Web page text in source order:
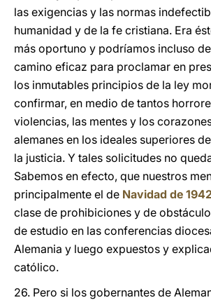
las exigencias y las normas
humanidad y de la fe cristiana. Era
más oportuno y podríamos incluso
camino eficaz para proclamar en
los inmutables principios de la ley
confirmar, en medio de tantos
violencias, las mentes y los
alemanes en los ideales superiores
la justicia. Y tales solicitudes no
Sabemos en efecto, que nuestros
principalmente el de Navidad de
clase de prohibiciones y de
de estudio en las conferencias
Alemania y luego expuestos y
católico.
26. Pero si los gobernantes de